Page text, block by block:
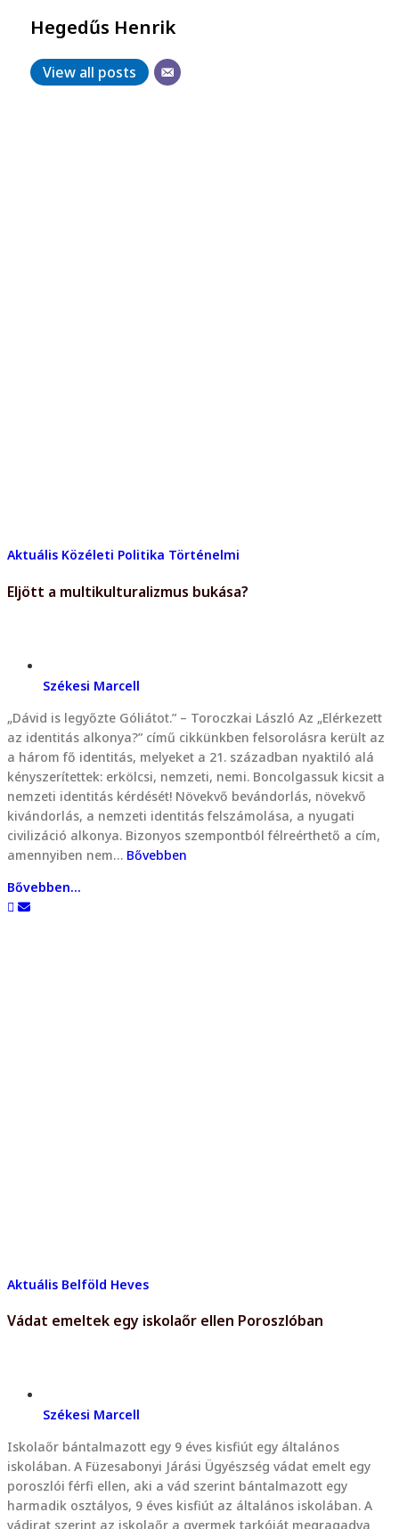
Hegedűs Henrik
View all posts
Aktuális Közéleti Politika Történelmi
Eljött a multikulturalizmus bukása?
Székesi Marcell
„Dávid is legyőzte Góliátot.” – Toroczkai László Az „Elérkezett
az identitás alkonya?” című cikkünkben felsorolásra került az
a három fő identitás, melyeket a 21. században nyaktiló alá
kényszerítettek: erkölcsi, nemzeti, nemi. Boncolgassuk kicsit a
nemzeti identitás kérdését! Növekvő bevándorlás, növekvő
kivándorlás, a nemzeti identitás felszámolása, a nyugati
civilizáció alkonya. Bizonyos szempontból félreérthető a cím,
amennyiben nem… Bővebben
Bővebben...
Aktuális Belföld Heves
Vádat emeltek egy iskolaőr ellen Poroszlóban
Székesi Marcell
Iskolaőr bántalmazott egy 9 éves kisfiút egy általános
iskolában. A Füzesabonyi Járási Ügyészség vádat emelt egy
poroszlói férfi ellen, aki a vád szerint bántalmazott egy
harmadik osztályos, 9 éves kisfiút az általános iskolában. A
vádirat szerint az iskolaőr a gyermek tarkóját megragadva